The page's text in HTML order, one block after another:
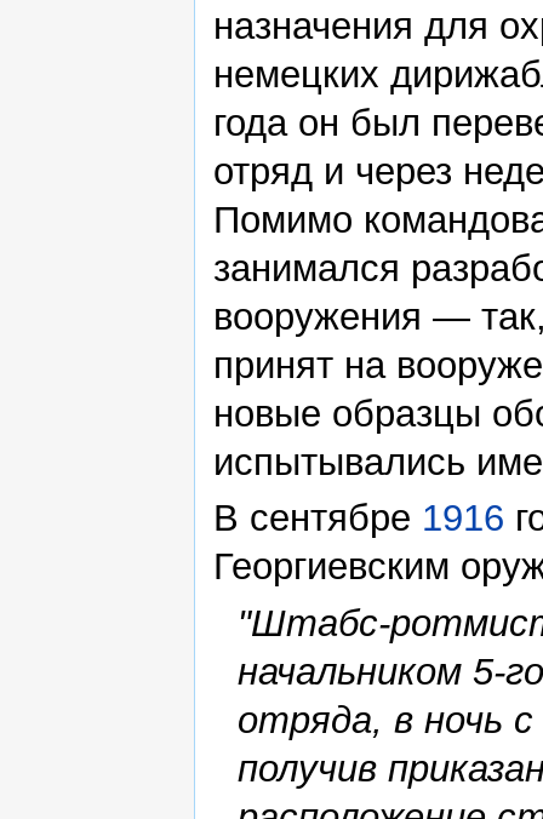
назначения для
немецких
года он был
отряд и через
Помимо
занимался
вооружения —
принят на
новые образцы
испытывались
В сентябре 1916
Георгиевским
"Штабс-
начальником 5-
отряда, в ночь
получив